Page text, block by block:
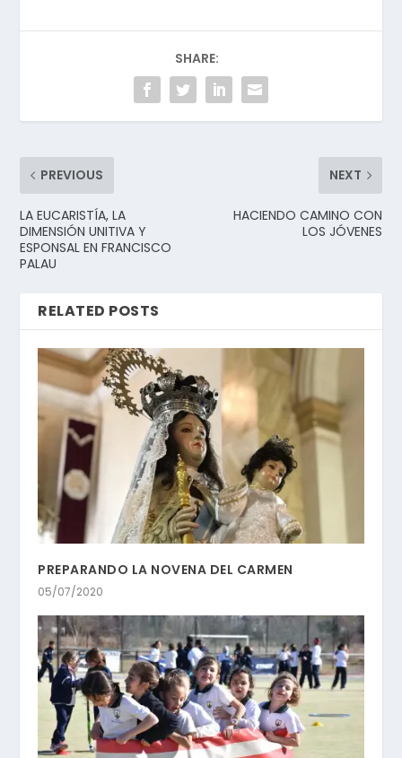
SHARE:
PREVIOUS
LA EUCARISTÍA, LA
DIMENSIÓN UNITIVA Y
ESPONSAL EN FRANCISCO
PALAU
NEXT
HACIENDO CAMINO CON
LOS JÓVENES
RELATED POSTS
PREPARANDO LA NOVENA DEL CARMEN
05/07/2020